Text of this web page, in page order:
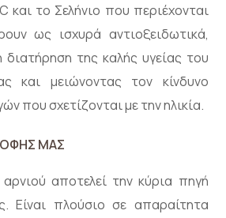
και το Σελήνιο που περιέχονται
ως ισχυρά αντιοξειδωτικά,
της καλής υγείας του
και μειώνοντας τον κίνδυνο
που σχετίζονται με την ηλικία.
ΜΑΣ
αποτελεί την κύρια πηγή
Είναι πλούσιο σε απαραίτητα